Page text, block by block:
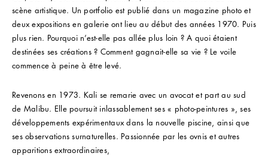
scène artistique. Un portfolio est publié dans un magazine photo et
deux expositions en galerie ont lieu au début des années 1970. Puis
plus rien. Pourquoi n’est-elle pas allée plus loin ? A quoi étaient
destinées ses créations ? Comment gagnait-elle sa vie ? Le voile
commence à peine à être levé.
Revenons en 1973. Kali se remarie avec un avocat et part au sud
de Malibu. Elle poursuit inlassablement ses « photo-peintures », ses
développements expérimentaux dans la nouvelle piscine, ainsi que
ses observations surnaturelles. Passionnée par les ovnis et autres
apparitions extraordinaires,